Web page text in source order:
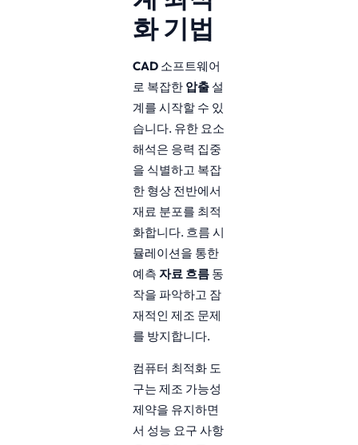
화 기법
CAD 소프트웨어
로 복잡한 압출 설
계를 시작할 수 있
습니다. 유한 요소
해석은 응력 집중
을 식별하고 복잡
한 형상 전반에서
재료 분포를 최적
화합니다. 흐름 시
뮬레이션을 통한
예측 자료 흐름 동
작을 파악하고 잠
재적인 제조 문제
를 방지합니다.
컴퓨터 최적화 도
구는 제조 가능성
제약을 유지하면
서 성능 요구 사항